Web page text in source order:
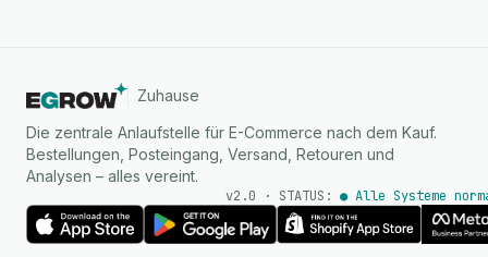
Zuhause
Die zentrale Anlaufstelle für E-Commerce nach dem Kauf.
Bestellungen, Posteingang, Versand, Retouren und
Analysen – alles vereint.
v2.0 · STATUS: ● Alle Systeme